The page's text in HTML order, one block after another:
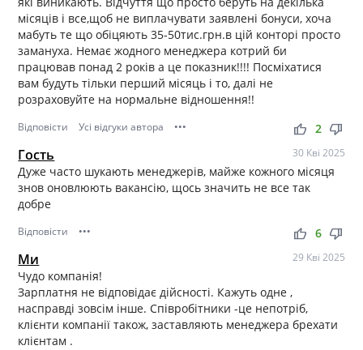
місяців і все,щоб не виплачувати заявлені бонуси, хоча
мабуть те що обіцяють 35-50тис.грн.в цій конторі просто
замануха. Немає жодного менеджера котрий би
працював понад 2 років а це показник!!!! Посміхатися
вам будуть тільки перший місяць і то, далі не
розраховуйте на нормальне відношення!!
Відповісти Усі відгуки автора ••• thumb_up thumb_down
2
Гость 30 Кві 2025
Дуже часто шукають менеджерів, майже кожного місяця
знов оновлюють вакансію, щось значить не все так
добре
Відповісти ••• thumb_up thumb_down
6
Ми 29 Кві 2025
Чудо компанія!
Зарплатня не відповідає дійсності. Кажуть одне ,
насправді зовсім інше. Співробітники -це непотріб,
клієнти компанії також, заставляють менеджера брехати
клієнтам .